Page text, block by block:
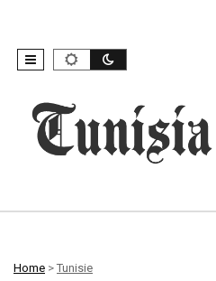
Home > Tunisie